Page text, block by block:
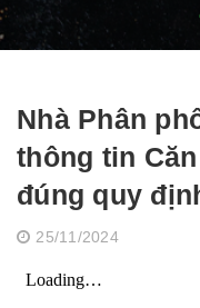
Nhà Phân
thông tin
đúng quy
25/11/2024